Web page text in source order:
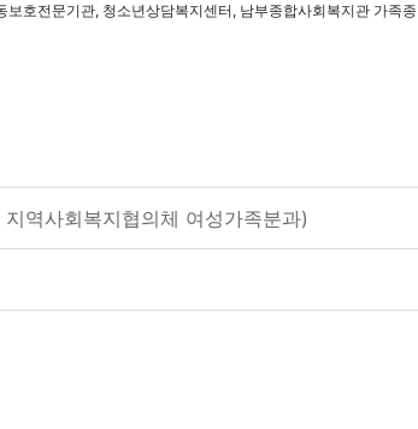
호전문기관, 청소년상담복지센터, 남부종합사회복지관 가족
역사회복지협의체 여성가족분과)